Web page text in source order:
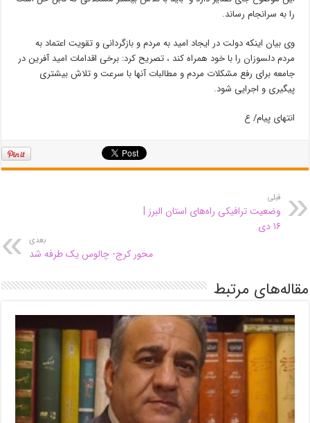
را به سرانجام رساند.
وی بیان اینکه دولت در ایجاد امید به مردم و بازگردانی و تقویت اعتماد به
مردم دلسوزان را با خود همراه کند ، تصریح کرد: برخی اقدامات امید آفرین در
جامعه برای رفع مشکلات مردم و مطالبات آنها با سرعت و تلاش بیشتری
پیگیری و اجرایی شود.
انتهای پیام/ ع
قبلی
وضعیت ترافیکی راه‌های استان البرز |
۱۶ دی
بعدی
محور کرج- چالوس یک طرفه شد
مقاله‌های مرتبط